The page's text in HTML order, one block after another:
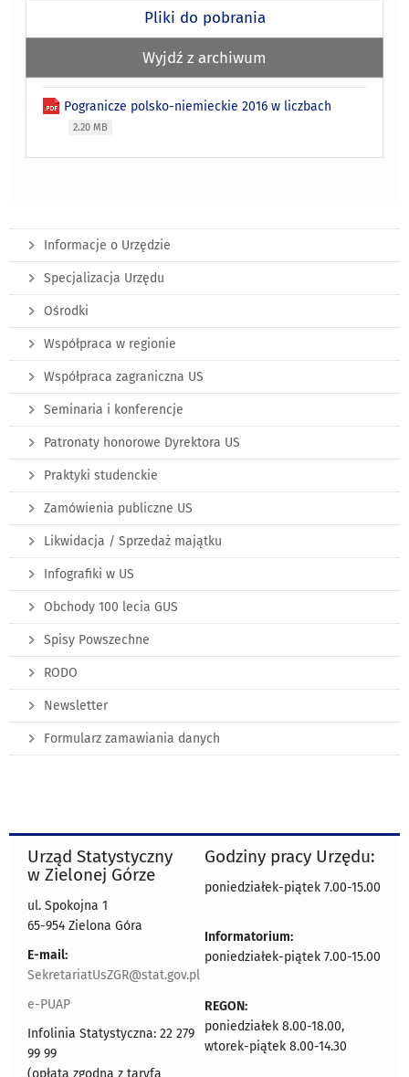
Pliki do pobrania
Wyjdź z archiwum
Pogranicze polsko-niemieckie 2016 w liczbach
2.20 MB
Informacje o Urzędzie
Specjalizacja Urzędu
Ośrodki
Współpraca w regionie
Współpraca zagraniczna US
Seminaria i konferencje
Patronaty honorowe Dyrektora US
Praktyki studenckie
Zamówienia publiczne US
Likwidacja / Sprzedaż majątku
Infografiki w US
Obchody 100 lecia GUS
Spisy Powszechne
RODO
Newsletter
Formularz zamawiania danych
Urząd Statystyczny
w Zielonej Górze
ul. Spokojna 1
65-954 Zielona Góra
E-mail:
SekretariatUsZGR@stat.gov.pl
e-PUAP
Infolinia Statystyczna: 22 279
99 99
Godziny pracy Urzędu:
poniedziałek-piątek 7.00-15.00
Informatorium:
poniedziałek-piątek 7.00-15.00
REGON:
poniedziałek 8.00-18.00,
wtorek-piątek 8.00-14.30